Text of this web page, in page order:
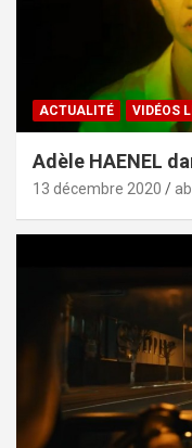
ACTUALITÉ VIDÉOS
Adèle HAENEL
13 décembre 2020